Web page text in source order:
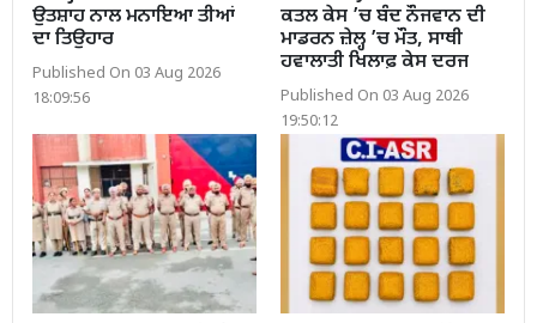
ਉਤਸ਼ਾਹ ਨਾਲ ਮਨਾਇਆ ਤੀਆਂ
ਦਾ ਤਿਉਹਾਰ
Published On 03 Aug 2026
18:09:56
ਕਤਲ ਕੇਸ ’ਚ ਬੰਦ ਨੌਜਵਾਨ ਦੀ
ਮਾਡਰਨ ਜ਼ੇਲ੍ਹ ’ਚ ਮੌਤ, ਸਾਥੀ
ਹਵਾਲਾਤੀ ਖਿਲਾਫ਼ ਕੇਸ ਦਰਜ
Published On 03 Aug 2026
19:50:12